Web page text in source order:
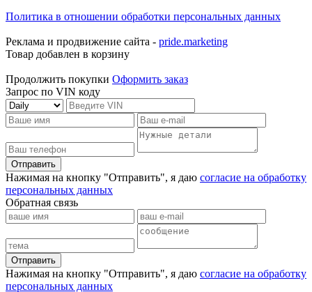
Политика в отношении обработки персональных данных
Реклама и продвижение сайта - pride.marketing
Товар добавлен в корзину
Продолжить покупки Оформить заказ
Запрос по VIN коду
Отправить
Нажимая на кнопку "Отправить", я даю согласие на обработку
персональных данных
Обратная связь
Отправить
Нажимая на кнопку "Отправить", я даю согласие на обработку
персональных данных